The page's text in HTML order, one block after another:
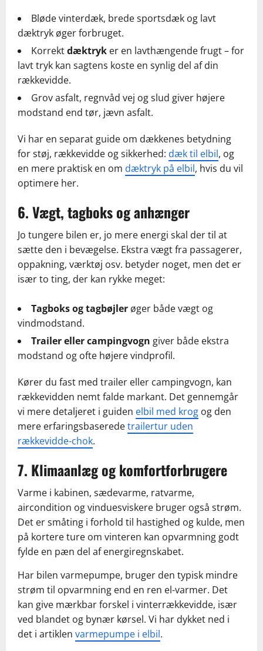
Bløde vinterdæk, brede sportsdæk og lavt
dæktryk øger forbruget.
Korrektdæktryk er en lavthængende frugt – for
lavt tryk kan sagtens koste en synlig del af din
rækkevidde.
Grov asfalt, regnvåd vej og slud giver højere
modstand end tør, jævn asfalt.
Vi har en separat guide om dækkenes betydning
for støj, rækkevidde og sikkerhed: dæk til elbil, og
en mere praktisk en om dæktryk på elbil, hvis du vil
optimere her.
6. Vægt, tagboks og anhænger
Jo tungere bilen er, jo mere energi skal der til at
sætte den i bevægelse. Ekstra vægt fra passagerer,
oppakning, værktøj osv. betyder noget, men det er
især to ting, der kan rykke meget:
Tagboks og tagbøjler øger både vægt og
vindmodstand.
Trailer eller campingvogn giver både ekstra
modstand og ofte højere vindprofil.
Kører du fast med trailer eller campingvogn, kan
rækkevidden nemt falde markant. Det gennemgår
vi mere detaljeret i guiden elbil med krog og den
mere erfaringsbaseredetrailertur uden
rækkevidde-chok.
7. Klimaanlæg og komfortforbrugere
Varme i kabinen, sædevarme, ratvarme,
aircondition og vinduesviskere bruger også strøm.
Det er småting i forhold til hastighed og kulde, men
på kortere ture om vinteren kan opvarmning godt
fylde en pæn del af energiregnskabet.
Har bilen varmepumpe, bruger den typisk mindre
strøm til opvarmning end en ren el-varmer. Det
kan give mærkbar forskel i vinterrækkevidde, især
ved blandet og bynær kørsel. Vi har dykket ned i
det i artiklen varmepumpe i elbil.